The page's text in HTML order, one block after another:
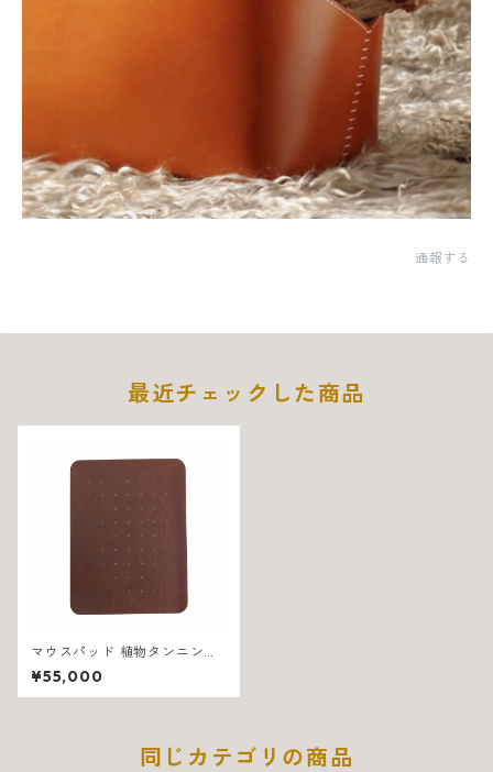
通報する
最近チェックした商品
マウスパッド 植物タンニン鞣
し革 イタリア製 ブラウン エス
テーゾ 1317
¥55,000
同じカテゴリの商品